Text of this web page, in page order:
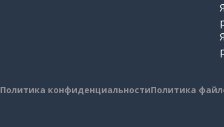
Политика конфиденциальностиПолитика